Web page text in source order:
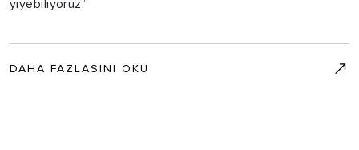
yiyebiliyoruz.”
DAHA FAZLASINI OKU